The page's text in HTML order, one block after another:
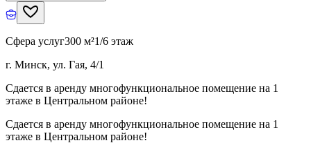
Сфера услуг300 м²1/6 этаж
г. Минск, ул. Гая, 4/1
Сдается в аренду многофункциональное помещение на 1
этаже в Центральном районе!
Сдается в аренду многофункциональное помещение на 1
этаже в Центральном районе!